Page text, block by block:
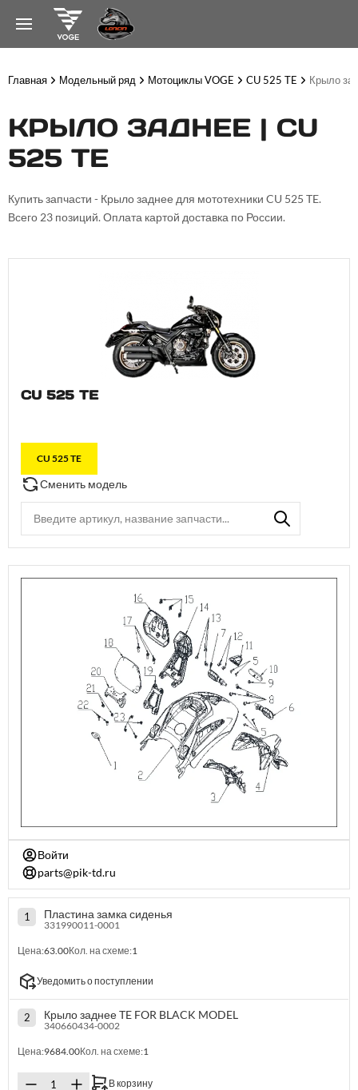
Главная Модельный ряд Мотоциклы VOGE CU 525 TE Крыло
КРЫЛО ЗАДНЕЕ | CU
525 TE
Купить запчасти - Крыло заднее для мототехники CU 525 TE.
Всего 23 позиций. Оплата картой доставка по России.
CU 525 TE
CU 525 TE
Сменить модель
Войти
parts@pik-td.ru
1 Пластина замка сиденья
331990011-0001
Цена:63.00Кол. на схеме:1
Уведомить о поступлении
2 Крыло заднее TE FOR BLACK MODEL
340660434-0002
Цена:9684.00Кол. на схеме:1
В корзину